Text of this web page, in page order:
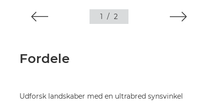
1 / 2
Fordele
Udforsk landskaber med en ultrabred synsvinkel